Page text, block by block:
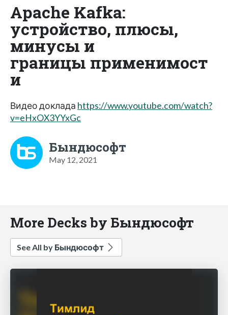
Apache Kafka:
устройство, плюсы,
минусы и
границы применимост
и
Видео доклада https://www.youtube.com/watch?
v=eHxOX3YYxGc
Бындюсофт
May 12, 2021
More Decks by Бындюсофт
See All by Бындюсофт